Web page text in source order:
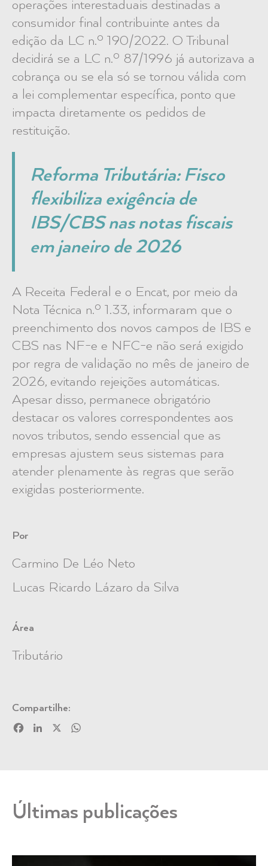
operações interestaduais destinadas a
consumidor final contribuinte antes da
edição da LC n.º 190/2022. O Tribunal
decidirá se a LC n.º 87/1996 já autorizava a
cobrança ou se ela só se tornou válida com
a lei complementar específica, ponto que
impacta diretamente os pedidos de
restituição.
Reforma Tributária: Fisco
flexibiliza exigência de
IBS/CBS nas notas fiscais
em janeiro de 2026
A Receita Federal e o Encat, por meio da
Nota Técnica n.º 1.33, informaram que o
preenchimento dos novos campos de IBS e
CBS nas NF-e e NFC-e não será exigido
por regra de validação no mês de janeiro de
2026, evitando rejeições automáticas.
Apesar disso, permanece obrigatório
destacar os valores correspondentes aos
novos tributos, sendo essencial que as
empresas ajustem seus sistemas para
atender plenamente às regras que serão
exigidas posteriormente.
Por
Carmino De Léo Neto
Lucas Ricardo Lázaro da Silva
Área
Tributário
Compartilhe:
FacebookLinkedIn
Últimas publicações